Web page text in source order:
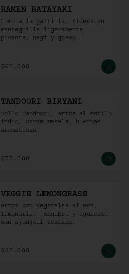
RAMEN BATAYAKI
Lomo a la parrilla, fideos en
mantequilla ligeramente
picante, negi y queso
$62.000
TANDOORI BIRYANI
Pollo Tandoori, arroz al estilo
indio, Garam Masala, hierbas
aromáticas.
$52.000
VEGGIE LEMONGRASS
arroz con vegetales al wok,
limonaria, jengibre y aguacate
con ajonjolí tostado.
$42.000